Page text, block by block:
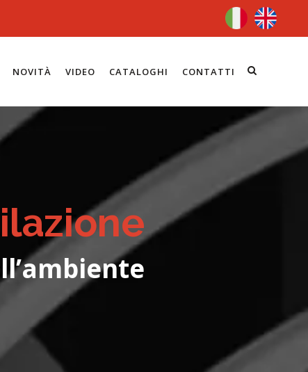
NOVITÀ VIDEO CATALOGHI CONTATTI